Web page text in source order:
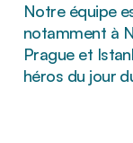
Notre équipe
notamment à
Prague et
héros du jour